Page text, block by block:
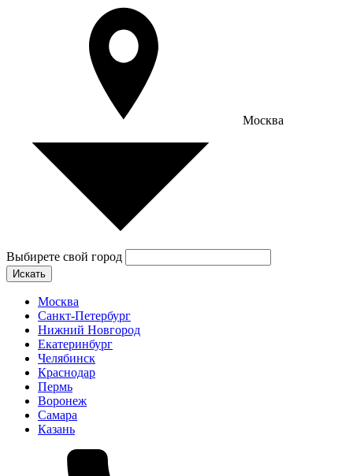
Москва
Выбирете свой город
Искать
Москва
Санкт-Петербург
Нижний Новгород
Екатеринбург
Челябинск
Краснодар
Пермь
Воронеж
Самара
Казань